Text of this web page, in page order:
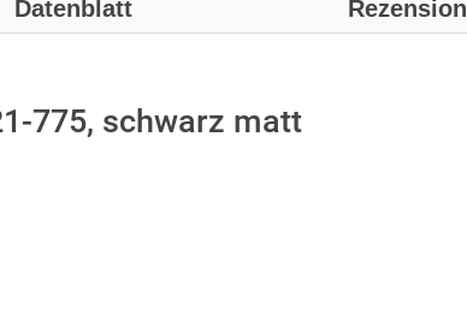
Datenblatt
775, schwarz matt